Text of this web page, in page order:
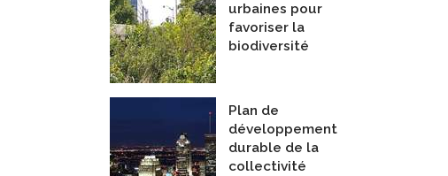
urbaines pour
favoriser la
biodiversité
Plan de
développement
durable de la
collectivité